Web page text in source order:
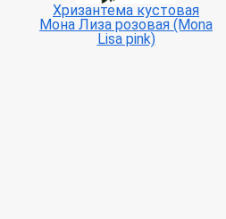
Хризантема кустовая
Мона Лиза розовая (Mona
Lisa pink)